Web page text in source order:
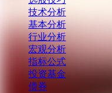
技术分析
基本分析
行业分析
宏观分析
指标公式
投资基金
债券